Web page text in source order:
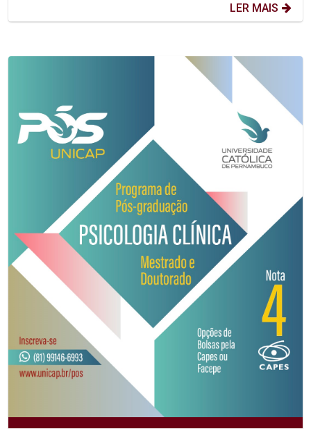
LER MAIS